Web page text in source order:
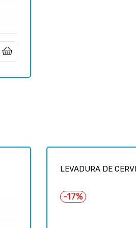
LEVADURA DE
-17%